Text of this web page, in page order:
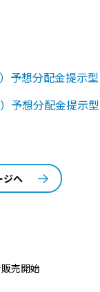
予想分配金提示型
予想分配金提示型
ジへ
売開始